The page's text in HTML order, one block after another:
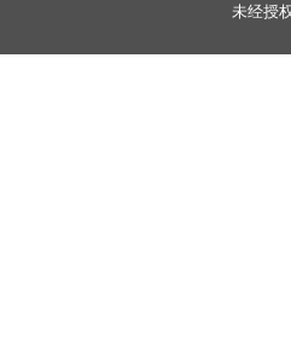
未经授